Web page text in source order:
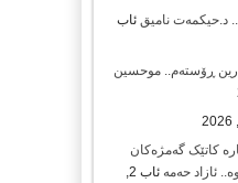
د.حیکمەت نامیق ئاب
ڕۆستەم.. موحسین
کاتێک گەمژەکان
ئازاد حەمە
ئاب 2,